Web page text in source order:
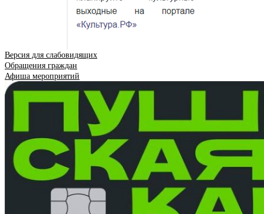
Версия для слабовидящих
Обращения граждан
Афиша мероприятий